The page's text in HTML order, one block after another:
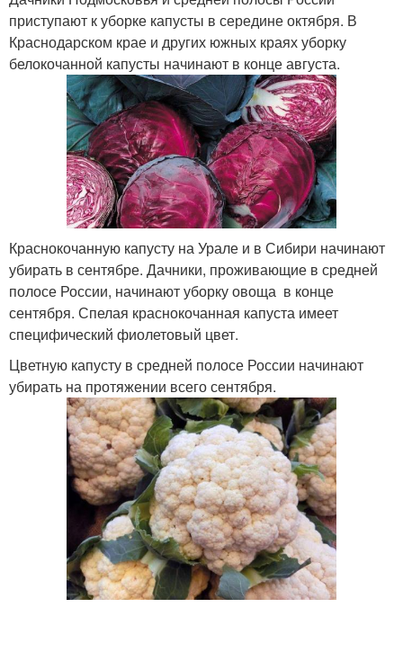
приступают к уборке капусты в середине октября. В
Краснодарском крае и других южных краях уборку
белокочанной капусты начинают в конце августа.
Краснокочанную капусту на Урале и в Сибири начинают
убирать в сентябре. Дачники, проживающие в средней
полосе России, начинают уборку овоща в конце
сентября. Спелая краснокочанная капуста имеет
специфический фиолетовый цвет.
Цветную капусту в средней полосе России начинают
убирать на протяжении всего сентября.